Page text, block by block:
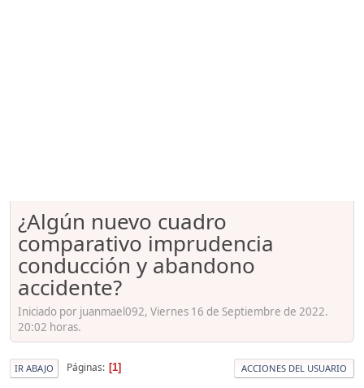
¿Algún nuevo cuadro
comparativo imprudencia
conducción y abandono
accidente?
Iniciado por juanmael092, Viernes 16 de Septiembre de 2022.
20:02 horas.
IR ABAJO Páginas 1 ACCIONES DEL USUARIO